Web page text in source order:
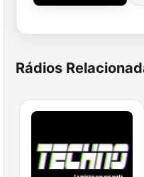
Rádios